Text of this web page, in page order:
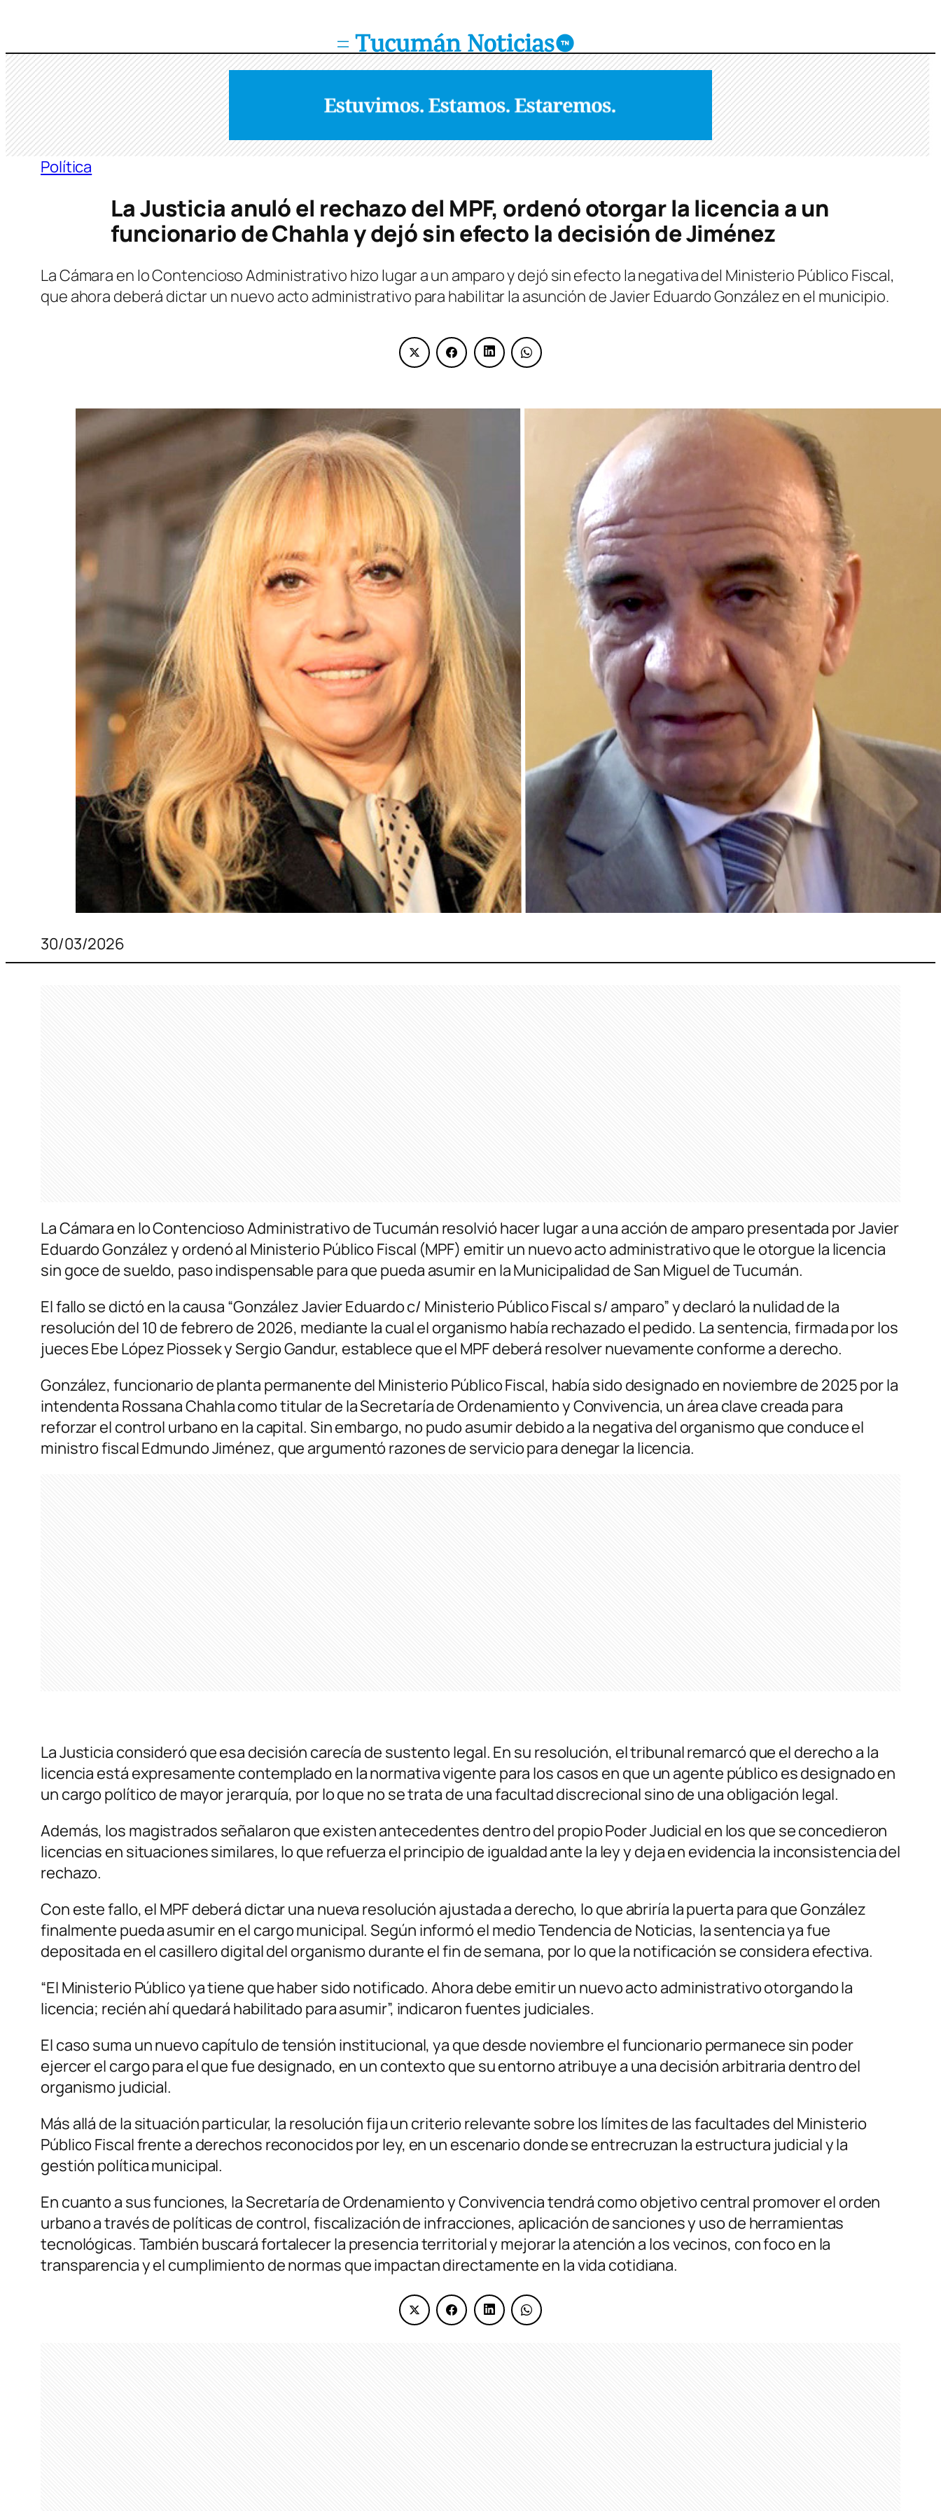
contenido
Política
La Justicia anuló el rechazo del MPF, ordenó otorgar la licencia a un
funcionario de Chahla y dejó sin efecto la decisión de Jiménez
La Cámara en lo Contencioso Administrativo hizo lugar a un amparo y dejó sin efecto la negativa del Ministerio Público Fiscal,
que ahora deberá dictar un nuevo acto administrativo para habilitar la asunción de Javier Eduardo González en el municipio.
30/03/2026
La Cámara en lo Contencioso Administrativo de Tucumán resolvió hacer lugar a una acción de amparo presentada por Javier
Eduardo González y ordenó al Ministerio Público Fiscal (MPF) emitir un nuevo acto administrativo que le otorgue la licencia
sin goce de sueldo, paso indispensable para que pueda asumir en la Municipalidad de San Miguel de Tucumán.
El fallo se dictó en la causa “González Javier Eduardo c/ Ministerio Público Fiscal s/ amparo” y declaró la nulidad de la
resolución del 10 de febrero de 2026, mediante la cual el organismo había rechazado el pedido. La sentencia, firmada por los
jueces Ebe López Piossek y Sergio Gandur, establece que el MPF deberá resolver nuevamente conforme a derecho.
González, funcionario de planta permanente del Ministerio Público Fiscal, había sido designado en noviembre de 2025 por la
intendenta Rossana Chahla como titular de la Secretaría de Ordenamiento y Convivencia, un área clave creada para
reforzar el control urbano en la capital. Sin embargo, no pudo asumir debido a la negativa del organismo que conduce el
ministro fiscal Edmundo Jiménez, que argumentó razones de servicio para denegar la licencia.
La Justicia consideró que esa decisión carecía de sustento legal. En su resolución, el tribunal remarcó que el derecho a la
licencia está expresamente contemplado en la normativa vigente para los casos en que un agente público es designado en
un cargo político de mayor jerarquía, por lo que no se trata de una facultad discrecional sino de una obligación legal.
Además, los magistrados señalaron que existen antecedentes dentro del propio Poder Judicial en los que se concedieron
licencias en situaciones similares, lo que refuerza el principio de igualdad ante la ley y deja en evidencia la inconsistencia del
rechazo.
Con este fallo, el MPF deberá dictar una nueva resolución ajustada a derecho, lo que abriría la puerta para que González
finalmente pueda asumir en el cargo municipal. Según informó el medio Tendencia de Noticias, la sentencia ya fue
depositada en el casillero digital del organismo durante el fin de semana, por lo que la notificación se considera efectiva.
“El Ministerio Público ya tiene que haber sido notificado. Ahora debe emitir un nuevo acto administrativo otorgando la
licencia; recién ahí quedará habilitado para asumir”, indicaron fuentes judiciales.
El caso suma un nuevo capítulo de tensión institucional, ya que desde noviembre el funcionario permanece sin poder
ejercer el cargo para el que fue designado, en un contexto que su entorno atribuye a una decisión arbitraria dentro del
organismo judicial.
Más allá de la situación particular, la resolución fija un criterio relevante sobre los límites de las facultades del Ministerio
Público Fiscal frente a derechos reconocidos por ley, en un escenario donde se entrecruzan la estructura judicial y la
gestión política municipal.
En cuanto a sus funciones, la Secretaría de Ordenamiento y Convivencia tendrá como objetivo central promover el orden
urbano a través de políticas de control, fiscalización de infracciones, aplicación de sanciones y uso de herramientas
tecnológicas. También buscará fortalecer la presencia territorial y mejorar la atención a los vecinos, con foco en la
transparencia y el cumplimiento de normas que impactan directamente en la vida cotidiana.